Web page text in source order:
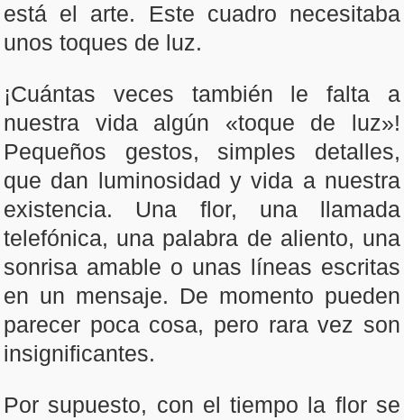
está el arte. Este cuadro necesitaba
unos toques de luz.
¡Cuántas veces también le falta a
nuestra vida algún «toque de luz»!
Pequeños gestos, simples detalles,
que dan luminosidad y vida a nuestra
existencia. Una flor, una llamada
telefónica, una palabra de aliento, una
sonrisa amable o unas líneas escritas
en un mensaje. De momento pueden
parecer poca cosa, pero rara vez son
insignificantes.
Por supuesto, con el tiempo la flor se